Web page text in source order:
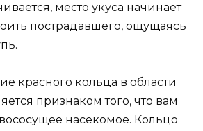
место укуса начинает
пострадавшего, ощущаясь
красного кольца в области
признаком того, что вам
насекомое. Кольцо